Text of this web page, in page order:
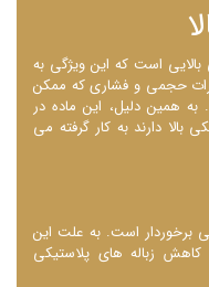
بالایی است که این ویژگی به
حجمی و فشاری که ممکن
به همین دلیل، این ماده در
بالا دارند به کار گرفته می
برخوردار است. به علت این
کاهش زباله ‌های پلاستیکی